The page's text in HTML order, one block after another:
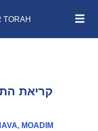
TORAH
קריאת
MOADIM